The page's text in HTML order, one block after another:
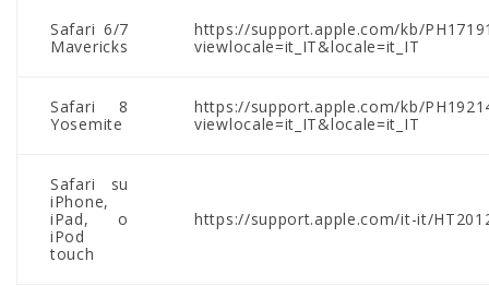
Safari 6/7
Mavericks
https://support.apple.com/kb/
viewlocale=it_IT&locale=it_IT
Safari 8
Yosemite
https://support.apple.com/kb/
viewlocale=it_IT&locale=it_IT
Safari su
iPhone,
iPad, o
iPod
touch
https://support.apple.com/it-it/